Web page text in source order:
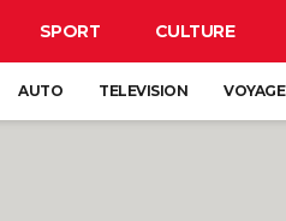
SPORT CULTURE
AUTO TELEVISION VOYAGE